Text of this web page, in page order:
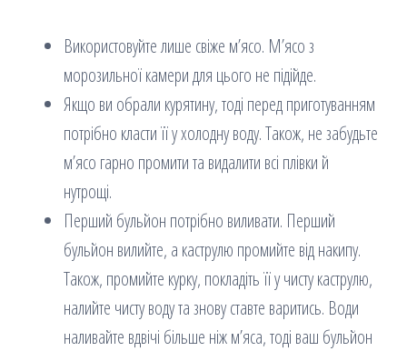
Використовуйте лише свіже м’ясо. М’ясо з
морозильної камери для цього не підійде.
Якщо ви обрали курятину, тоді перед приготуванням
потрібно класти її у холодну воду. Також, не забудьте
м’ясо гарно промити та видалити всі плівки й
нутрощі.
Перший бульйон потрібно виливати. Перший
бульйон вилийте, а каструлю промийте від накипу.
Також, промийте курку, покладіть її у чисту каструлю,
налийте чисту воду та знову ставте варитись. Води
наливайте вдвічі більше ніж м’яса, тоді ваш бульйон